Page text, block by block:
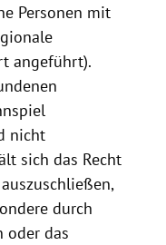
Personen mit
angeführt).
nicht
sich das Recht
durch
oder das